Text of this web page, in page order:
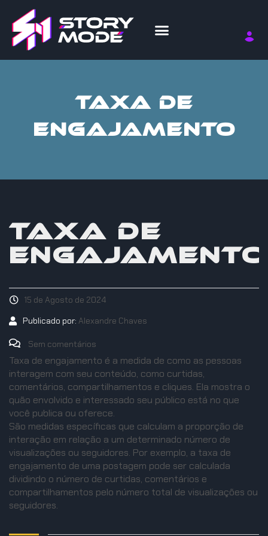
TAXA DE
ENGAJAMENTO
TAXA DE
ENGAJAMENTO
15 de Agosto de 2024
Publicado por: Alexandre Chaves
Sem comentários
Taxa de engajamento é a medida de como as pessoas
interagem com seu conteúdo, como curtidas,
comentários, compartilhamentos e cliques. Ela mostra o
quão envolvido e interessado seu público está no que
você publica ou oferece.
São medidas específicas que calculam a proporção de
interação em relação a um determinado número de
visualizações ou seguidores. Por exemplo, a taxa de
engajamento de uma postagem pode ser calculada
dividindo o número de curtidas, comentários e
compartilhamentos pelo número total de visualizações ou
seguidores.